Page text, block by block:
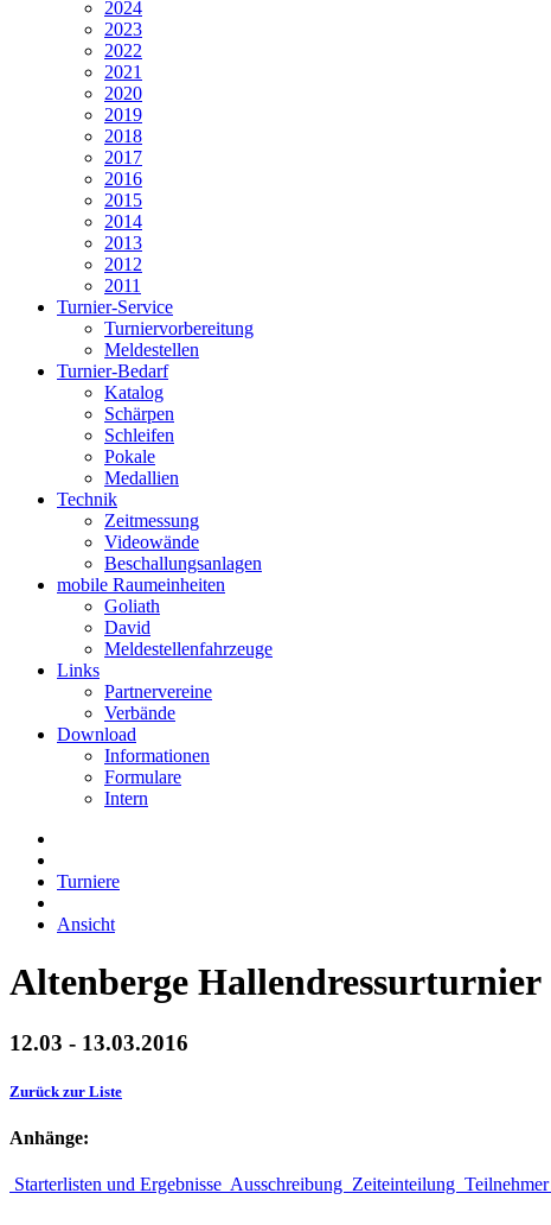
2024
2023
2022
2021
2020
2019
2018
2017
2016
2015
2014
2013
2012
2011
Turnier-Service
Turniervorbereitung
Meldestellen
Turnier-Bedarf
Katalog
Schärpen
Schleifen
Pokale
Medallien
Technik
Zeitmessung
Videowände
Beschallungsanlagen
mobile Raumeinheiten
Goliath
David
Meldestellenfahrzeuge
Links
Partnervereine
Verbände
Download
Informationen
Formulare
Intern
Turniere
Ansicht
Altenberge Hallendressurturnier
12.03 - 13.03.2016
Zurück zur Liste
Anhänge:
Starterlisten und Ergebnisse Ausschreibung Zeiteinteilung Teilnehmer